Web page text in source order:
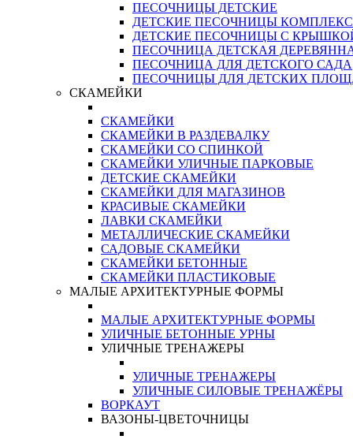
ПЕСОЧНИЦЫ ДЕТСКИЕ
ДЕТСКИЕ ПЕСОЧНИЦЫ
ДЕТСКИЕ ПЕСОЧНИЦЫ С
ПЕСОЧНИЦА ДЕТСКАЯ
ПЕСОЧНИЦА ДЛЯ ДЕТСКОГО САДА
ПЕСОЧНИЦЫ ДЛЯ ДЕТСКИХ
СКАМЕЙКИ
СКАМЕЙКИ
СКАМЕЙКИ В РАЗДЕВАЛКУ
СКАМЕЙКИ СО СПИНКОЙ
СКАМЕЙКИ УЛИЧНЫЕ ПАРКОВЫЕ
ДЕТСКИЕ СКАМЕЙКИ
СКАМЕЙКИ ДЛЯ МАГАЗИНОВ
КРАСИВЫЕ СКАМЕЙКИ
ЛАВКИ СКАМЕЙКИ
МЕТАЛЛИЧЕСКИЕ СКАМЕЙКИ
САДОВЫЕ СКАМЕЙКИ
СКАМЕЙКИ БЕТОННЫЕ
СКАМЕЙКИ ПЛАСТИКОВЫЕ
МАЛЫЕ АРХИТЕКТУРНЫЕ ФОРМЫ
МАЛЫЕ АРХИТЕКТУРНЫЕ ФОРМЫ
УЛИЧНЫЕ БЕТОННЫЕ УРНЫ
УЛИЧНЫЕ ТРЕНАЖЕРЫ
УЛИЧНЫЕ ТРЕНАЖЕРЫ
УЛИЧНЫЕ СИЛОВЫЕ ТРЕНАЖЁРЫ
ВОРКАУТ
ВАЗОНЫ-ЦВЕТОЧНИЦЫ